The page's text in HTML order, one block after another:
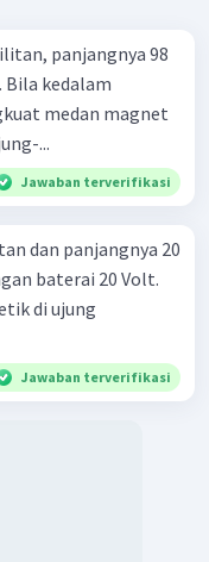
panjangnya 98
Bila kedalam
medan magnet
...
Jawaban terverifikasi
dan panjangnya 20
baterai 20 Volt.
di ujung
Jawaban terverifikasi